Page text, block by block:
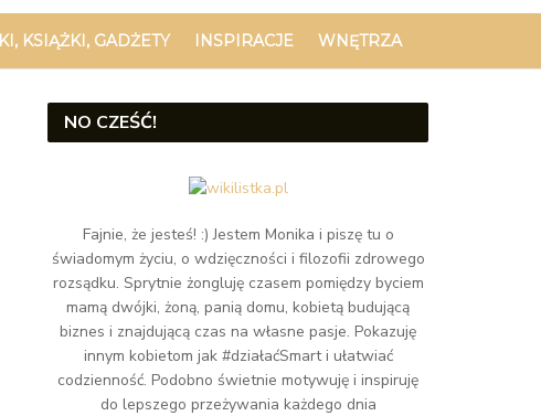
KSIĄŻKI, GADŻETY INSPIRACJE WNĘTRZA
NO CZEŚĆ!
Fajnie, że jesteś! :) Jestem Monika i piszę tu o
świadomym życiu, o wdzięczności i filozofii zdrowego
rozsądku. Sprytnie żongluję czasem pomiędzy byciem
mamą dwójki, żoną, panią domu, kobietą budującą
biznes i znajdującą czas na własne pasje. Pokazuję
innym kobietom jak #działaćSmart i ułatwiać
codzienność. Podobno świetnie motywuję i inspiruję
do lepszego przeżywania każdego dnia